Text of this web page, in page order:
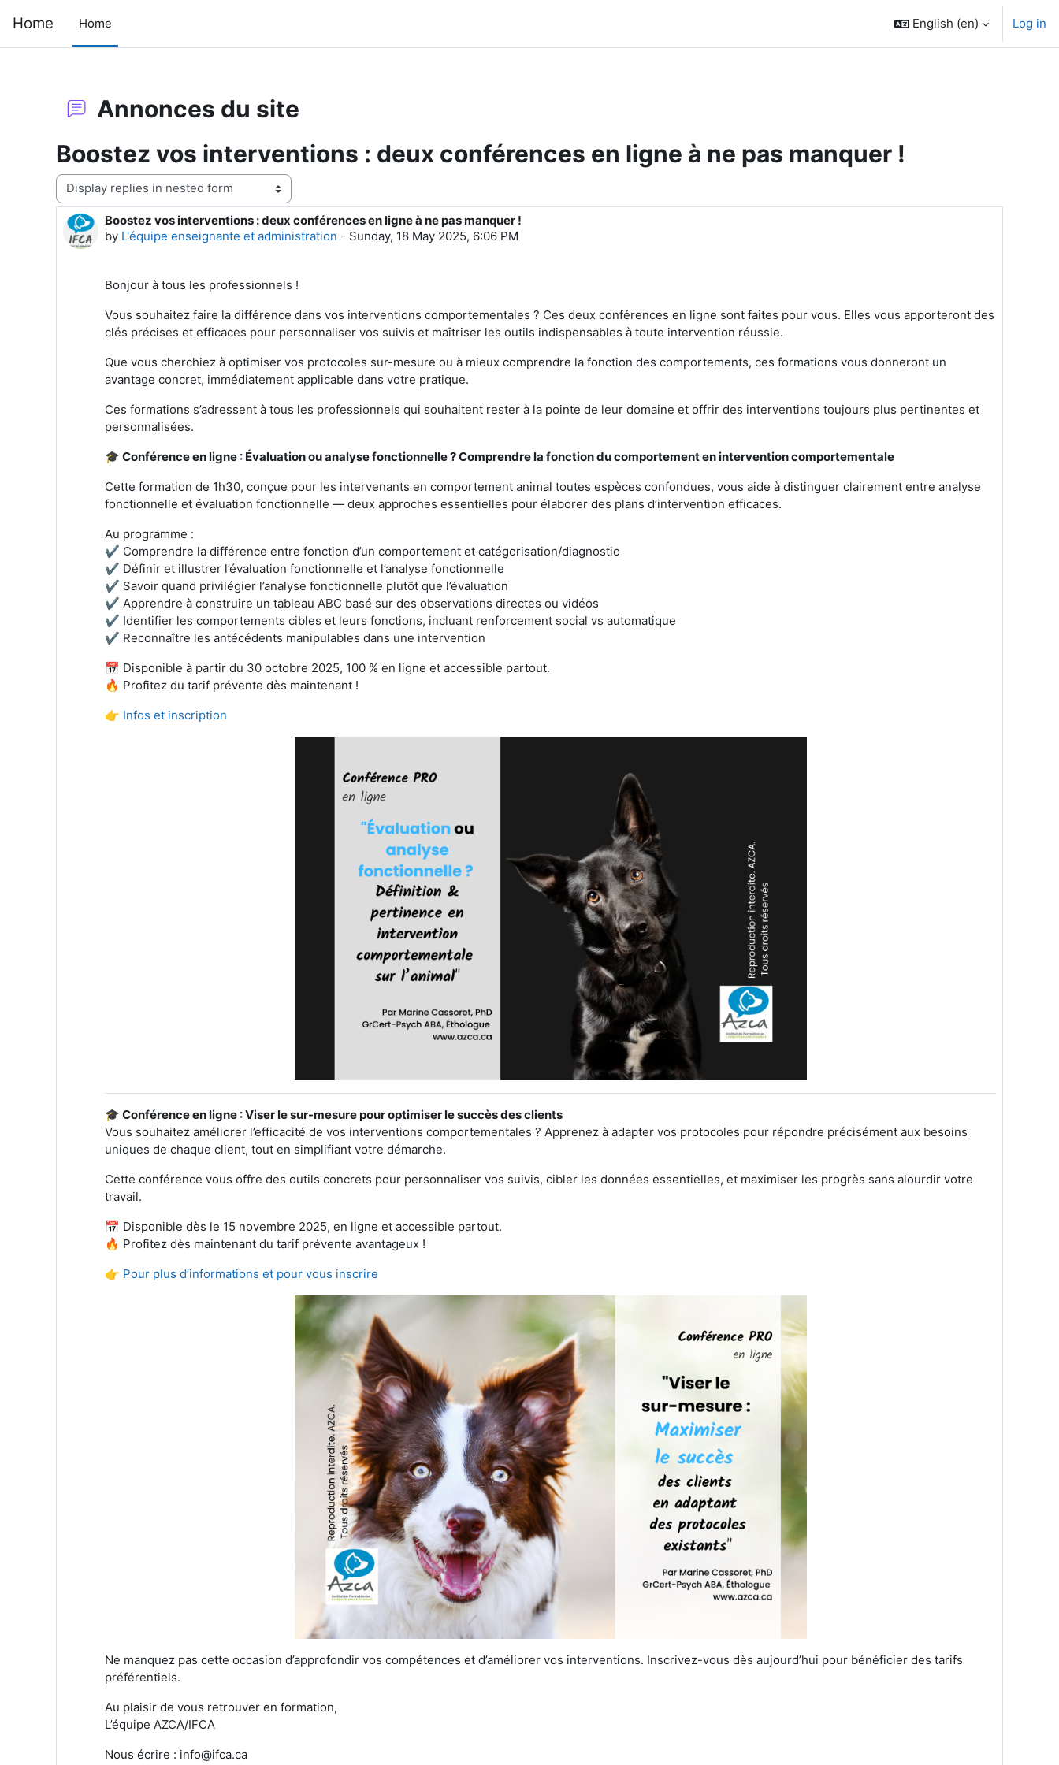
Home Home English ‎(en)‎ Log in
Annonces du site
Boostez vos interventions : deux conférences en ligne à ne pas manquer !
Display mode
Boostez vos interventions : deux conférences en ligne à ne pas manquer !
by L'équipe enseignante et administration - Sunday, 18 May 2025, 6:06 PM
Number of replies: 0
Bonjour à tous les professionnels !
Vous souhaitez faire la différence dans vos interventions comportementales ? Ces deux conférences en ligne sont faites pour vous. Elles vous apporteront des
clés précises et efficaces pour personnaliser vos suivis et maîtriser les outils indispensables à toute intervention réussie.
Que vous cherchiez à optimiser vos protocoles sur-mesure ou à mieux comprendre la fonction des comportements, ces formations vous donneront un
avantage concret, immédiatement applicable dans votre pratique.
Ces formations s’adressent à tous les professionnels qui souhaitent rester à la pointe de leur domaine et offrir des interventions toujours plus pertinentes et
personnalisées.
🎓 Conférence en ligne : Évaluation ou analyse fonctionnelle ? Comprendre la fonction du comportement en intervention comportementale
Cette formation de 1h30, conçue pour les intervenants en comportement animal toutes espèces confondues, vous aide à distinguer clairement entre analyse
fonctionnelle et évaluation fonctionnelle — deux approches essentielles pour élaborer des plans d’intervention efficaces.
Au programme :
✔ Comprendre la différence entre fonction d’un comportement et catégorisation/diagnostic
✔ Définir et illustrer l’évaluation fonctionnelle et l’analyse fonctionnelle
✔ Savoir quand privilégier l’analyse fonctionnelle plutôt que l’évaluation
✔ Apprendre à construire un tableau ABC basé sur des observations directes ou vidéos
✔ Identifier les comportements cibles et leurs fonctions, incluant renforcement social vs automatique
✔ Reconnaître les antécédents manipulables dans une intervention
📅 Disponible à partir du 30 octobre 2025, 100 % en ligne et accessible partout.
🔥 Profitez du tarif prévente dès maintenant !
👉 Infos et inscription
🎓 Conférence en ligne : Viser le sur-mesure pour optimiser le succès des clients
Vous souhaitez améliorer l’efficacité de vos interventions comportementales ? Apprenez à adapter vos protocoles pour répondre précisément aux besoins
uniques de chaque client, tout en simplifiant votre démarche.
Cette conférence vous offre des outils concrets pour personnaliser vos suivis, cibler les données essentielles, et maximiser les progrès sans alourdir votre
travail.
📅 Disponible dès le 15 novembre 2025, en ligne et accessible partout.
🔥 Profitez dès maintenant du tarif prévente avantageux !
👉 Pour plus d’informations et pour vous inscrire
Ne manquez pas cette occasion d’approfondir vos compétences et d’améliorer vos interventions. Inscrivez-vous dès aujourd’hui pour bénéficier des tarifs
préférentiels.
Au plaisir de vous retrouver en formation,
L’équipe AZCA/IFCA
Nous écrire : info@ifca.ca